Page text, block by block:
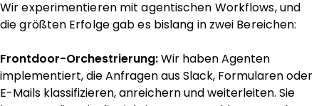
Wir experimentieren mit agentischen Workflows, und
die größten Erfolge gab es bislang in zwei Bereichen:
Frontdoor-Orchestrierung: Wir haben Agenten
implementiert, die Anfragen aus Slack, Formularen oder
E-Mails klassifizieren, anreichern und weiterleiten. Sie